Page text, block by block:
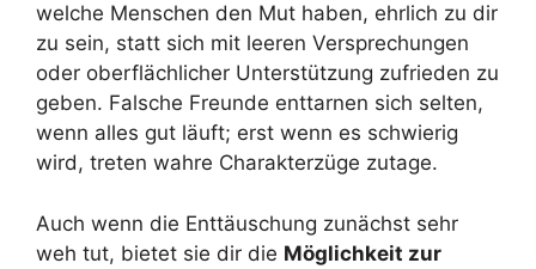
welche Menschen den Mut haben, ehrlich zu dir
zu sein, statt sich mit leeren Versprechungen
oder oberflächlicher Unterstützung zufrieden zu
geben. Falsche Freunde enttarnen sich selten,
wenn alles gut läuft; erst wenn es schwierig
wird, treten wahre Charakterzüge zutage.
Auch wenn die Enttäuschung zunächst sehr
weh tut, bietet sie dir die Möglichkeit zur